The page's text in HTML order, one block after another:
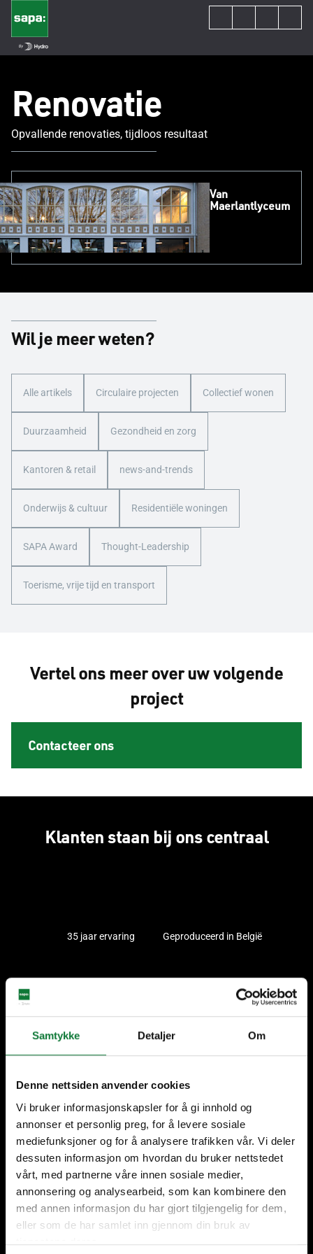
Samtykke Detaljer Om
Denne nettsiden anvender cookies
Vi bruker informasjonskapsler for å gi innhold og
annonser et personlig preg, for å levere sosiale
mediefunksjoner og for å analysere trafikken vår. Vi deler
dessuten informasjon om hvordan du bruker nettstedet
vårt, med partnerne våre innen sosiale medier,
annonsering og analysearbeid, som kan kombinere den
med annen informasjon du har gjort tilgjengelig for dem,
eller som de har samlet inn gjennom din bruk av
tjenestene deres.
Renovatie
Opvallende renovaties, tijdloos resultaat
Van
Maerlantlyceum
Wil je meer weten?
Alle artikels Circulaire projecten Collectief wonen
Duurzaamheid Gezondheid en zorg
Kantoren & retail news-and-trends
Onderwijs & cultuur Residentiële woningen
SAPA Award Thought-Leadership
Toerisme, vrije tijd en transport
Vertel ons meer over uw volgende
project
Contacteer ons
Klanten staan bij ons centraal
35 jaar ervaring Geproduceerd in België
Onze oplossingen
Deuren
Schuifsystemen
Ramen